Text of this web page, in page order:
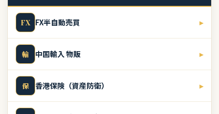
FX FX半自動売買 ▸
輸 中国輸入 物販 ▸
保 香港保険（資産防衛） ▸